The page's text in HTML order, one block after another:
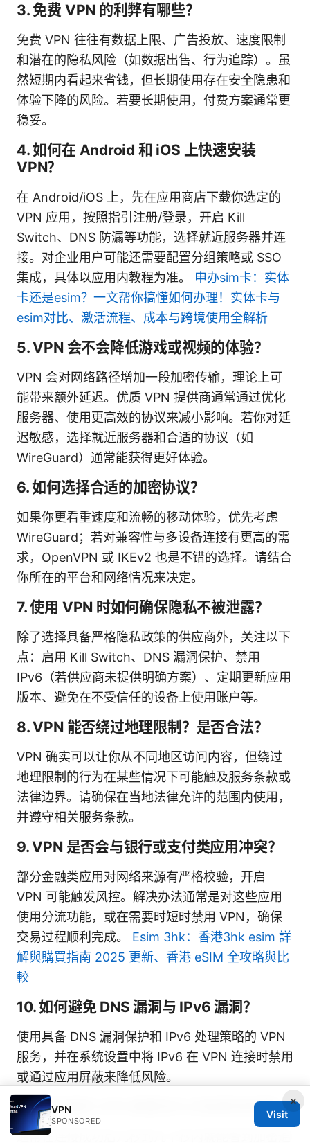
3. 免费 VPN 的利弊有哪些？
免费 VPN 往往有数据上限、广告投放、速度限制
和潜在的隐私风险（如数据出售、行为追踪）。虽
然短期内看起来省钱，但长期使用存在安全隐患和
体验下降的风险。若要长期使用，付费方案通常更
稳妥。
4. 如何在 Android 和 iOS 上快速安装
VPN？
在 Android/iOS 上，先在应用商店下载你选定的
VPN 应用，按照指引注册/登录，开启 Kill
Switch、DNS 防漏等功能，选择就近服务器并连
接。对企业用户可能还需要配置分组策略或 SSO
集成，具体以应用内教程为准。 申办sim卡：实体
卡还是esim？一文帮你搞懂如何办理！实体卡与
esim对比、激活流程、成本与跨境使用全解析
5. VPN 会不会降低游戏或视频的体验？
VPN 会对网络路径增加一段加密传输，理论上可
能带来额外延迟。优质 VPN 提供商通常通过优化
服务器、使用更高效的协议来减小影响。若你对延
迟敏感，选择就近服务器和合适的协议（如
WireGuard）通常能获得更好体验。
6. 如何选择合适的加密协议？
如果你更看重速度和流畅的移动体验，优先考虑
WireGuard；若对兼容性与多设备连接有更高的需
求，OpenVPN 或 IKEv2 也是不错的选择。请结合
你所在的平台和网络情况来决定。
7. 使用 VPN 时如何确保隐私不被泄露？
除了选择具备严格隐私政策的供应商外，关注以下
点：启用 Kill Switch、DNS 漏洞保护、禁用
IPv6（若供应商未提供明确方案）、定期更新应用
版本、避免在不受信任的设备上使用账户等。
8. VPN 能否绕过地理限制？是否合法？
VPN 确实可以让你从不同地区访问内容，但绕过
地理限制的行为在某些情况下可能触及服务条款或
法律边界。请确保在当地法律允许的范围内使用，
并遵守相关服务条款。
9. VPN 是否会与银行或支付类应用冲突？
部分金融类应用对网络来源有严格校验，开启
VPN 可能触发风控。解决办法通常是对这些应用
使用分流功能，或在需要时短时禁用 VPN，确保
交易过程顺利完成。 Esim 3hk：香港3hk esim 詳
解與購買指南 2025 更新、香港 eSIM 全攻略與比
較
10. 如何避免 DNS 漏洞与 IPv6 漏洞？
使用具备 DNS 漏洞保护和 IPv6 处理策略的 VPN
服务，并在系统设置中将 IPv6 在 VPN 连接时禁用
或通过应用屏蔽来降低风险。
11. 手机端的 VPN 需要多久才能看到效果？
通常在连接成功后几秒到几十秒内就能看到加密通
×
VPN
SPONSORED
Visit